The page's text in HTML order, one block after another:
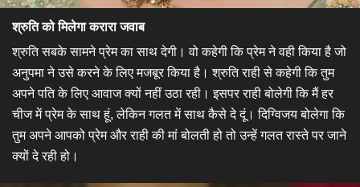
श्रुति को मिलेगा करारा जवाब
​श्रुति सबके सामने प्रेम का साथ देगी। वो कहेगी कि प्रेम ने वही किया है जो
अनुपमा ने उसे करने के लिए मजबूर किया है। श्रुति राही से कहेगी कि तुम
अपने पति के लिए आवाज क्यों नहीं उठा रही। इसपर राही बोलेगी कि मैं हर
चीज में प्रेम के साथ हूं, लेकिन गलत में साथ कैसे दे दूं। दिग्विजय बोलेगा कि
तुम अपने आपको प्रेम और राही की मां बोलती हो तो उन्हें गलत रास्ते पर जाने
क्यों दे रही हो।​